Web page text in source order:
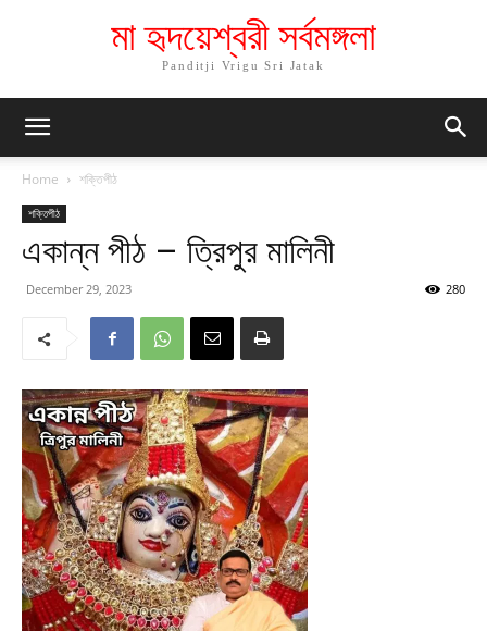
মা হৃদয়েশ্বরী সর্বমঙ্গলা
Panditji Vrigu Sri Jatak
Home শক্তিপীঠ
শক্তিপীঠ
একান্ন পীঠ – ত্রিপুর মালিনী
December 29, 2023 280